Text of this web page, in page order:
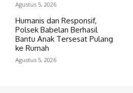
Agustus 5, 2026
Humanis dan Responsif,
Polsek Babelan Berhasil
Bantu Anak Tersesat Pulang
ke Rumah
Agustus 5, 2026